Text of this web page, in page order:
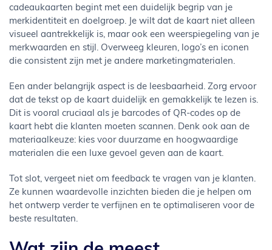
cadeaukaarten begint met een duidelijk begrip van je
merkidentiteit en doelgroep. Je wilt dat de kaart niet alleen
visueel aantrekkelijk is, maar ook een weerspiegeling van je
merkwaarden en stijl. Overweeg kleuren, logo’s en iconen
die consistent zijn met je andere marketingmaterialen.
Een ander belangrijk aspect is de leesbaarheid. Zorg ervoor
dat de tekst op de kaart duidelijk en gemakkelijk te lezen is.
Dit is vooral cruciaal als je barcodes of QR-codes op de
kaart hebt die klanten moeten scannen. Denk ook aan de
materiaalkeuze: kies voor duurzame en hoogwaardige
materialen die een luxe gevoel geven aan de kaart.
Tot slot, vergeet niet om feedback te vragen van je klanten.
Ze kunnen waardevolle inzichten bieden die je helpen om
het ontwerp verder te verfijnen en te optimaliseren voor de
beste resultaten.